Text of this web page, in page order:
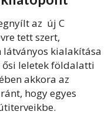
az új C
tett szert,
látványos kialakítása
ősi leletek földalatti
akkora az
hogy egyes